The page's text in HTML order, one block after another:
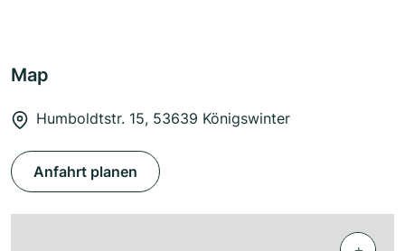
Map
Humboldtstr. 15, 53639 Königswinter
Anfahrt planen